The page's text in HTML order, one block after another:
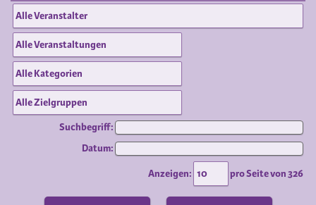
Suchbegriff:
Datum:
Anzeigen: pro Seite von326